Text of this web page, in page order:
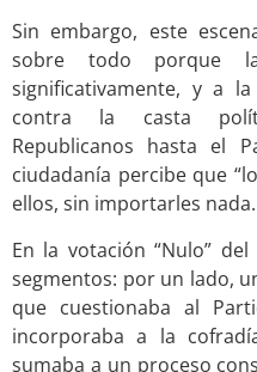
Sin embargo, este
sobre todo porque
significativamente, y a
contra la casta
Republicanos hasta el
ciudadanía percibe que
ellos, sin importarles nada.
En la votación “Nulo”
segmentos: por un lado,
que cuestionaba al
incorporaba a la
sumaba a un proceso